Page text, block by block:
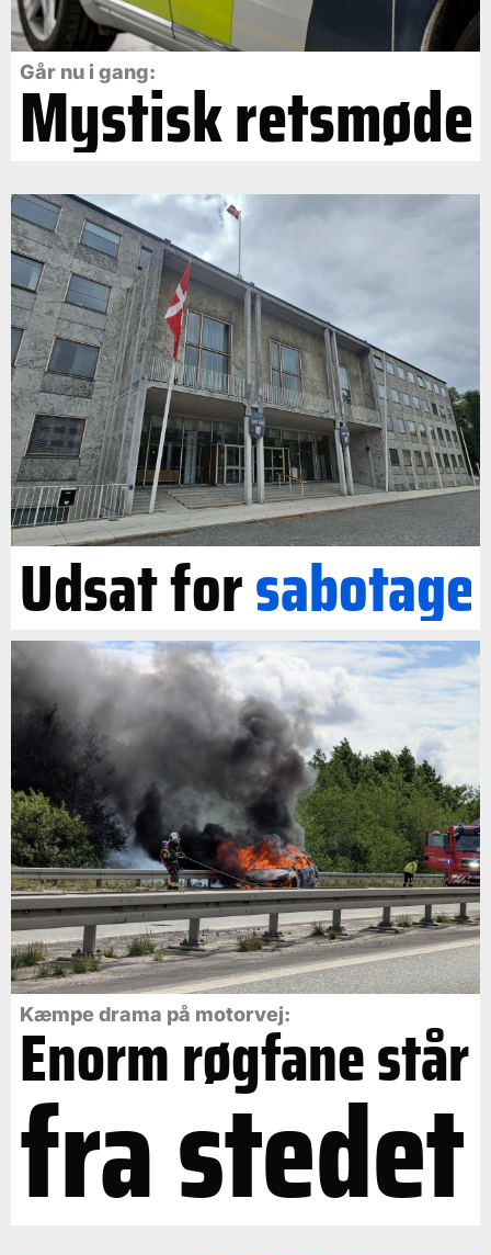
Går nu i gang:
Mystisk retsmøde
Udsat forsabotage
Kæmpe drama på motorvej:
Enorm røgfane står
fra stedet